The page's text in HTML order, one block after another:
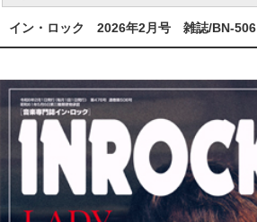
イン・ロック 2026年2月号 雑誌/BN-506